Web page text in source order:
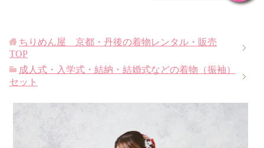
ちりめん屋 京都・丹後の着物レンタル・販売
TOP
成人式・入学式・結納・結婚式などの着物（振袖）
セット